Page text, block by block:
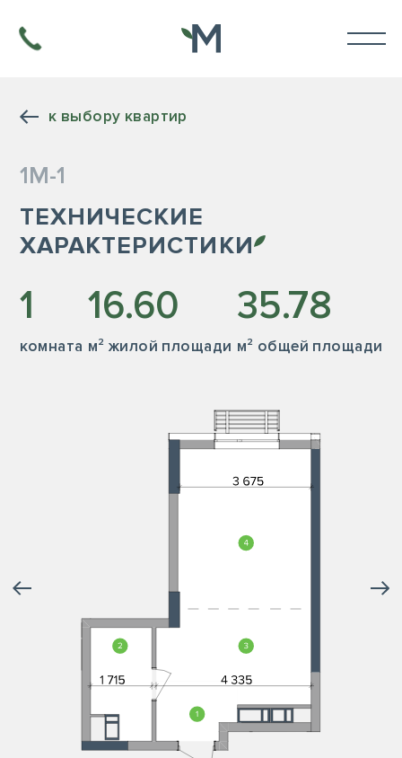
к выбору квартир
1М-1
ТЕХНИЧЕСКИЕ
ХАРАКТЕРИСТИКИ
1
комната
16.60
м² жилой площади
35.78
м² общей площади